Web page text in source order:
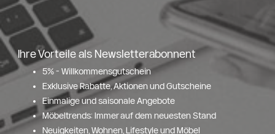
Ihre Vorteile als Newsletterabonnent
5% - Willkommensgutschein
Exklusive Rabatte, Aktionen und Gutscheine
Einmalige und saisonale Angebote
Möbeltrends: Immer auf dem neuesten Stand
Neuigkeiten, Wohnen, Lifestyle und Möbel